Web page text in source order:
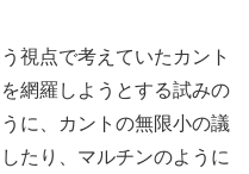
視点で考えていたカント
網羅しようとする試みの
に、カントの無限小の議
たり、マルチンのように